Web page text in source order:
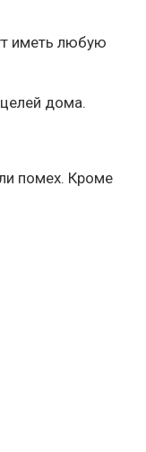
иметь любую
дома.
помех. Кроме